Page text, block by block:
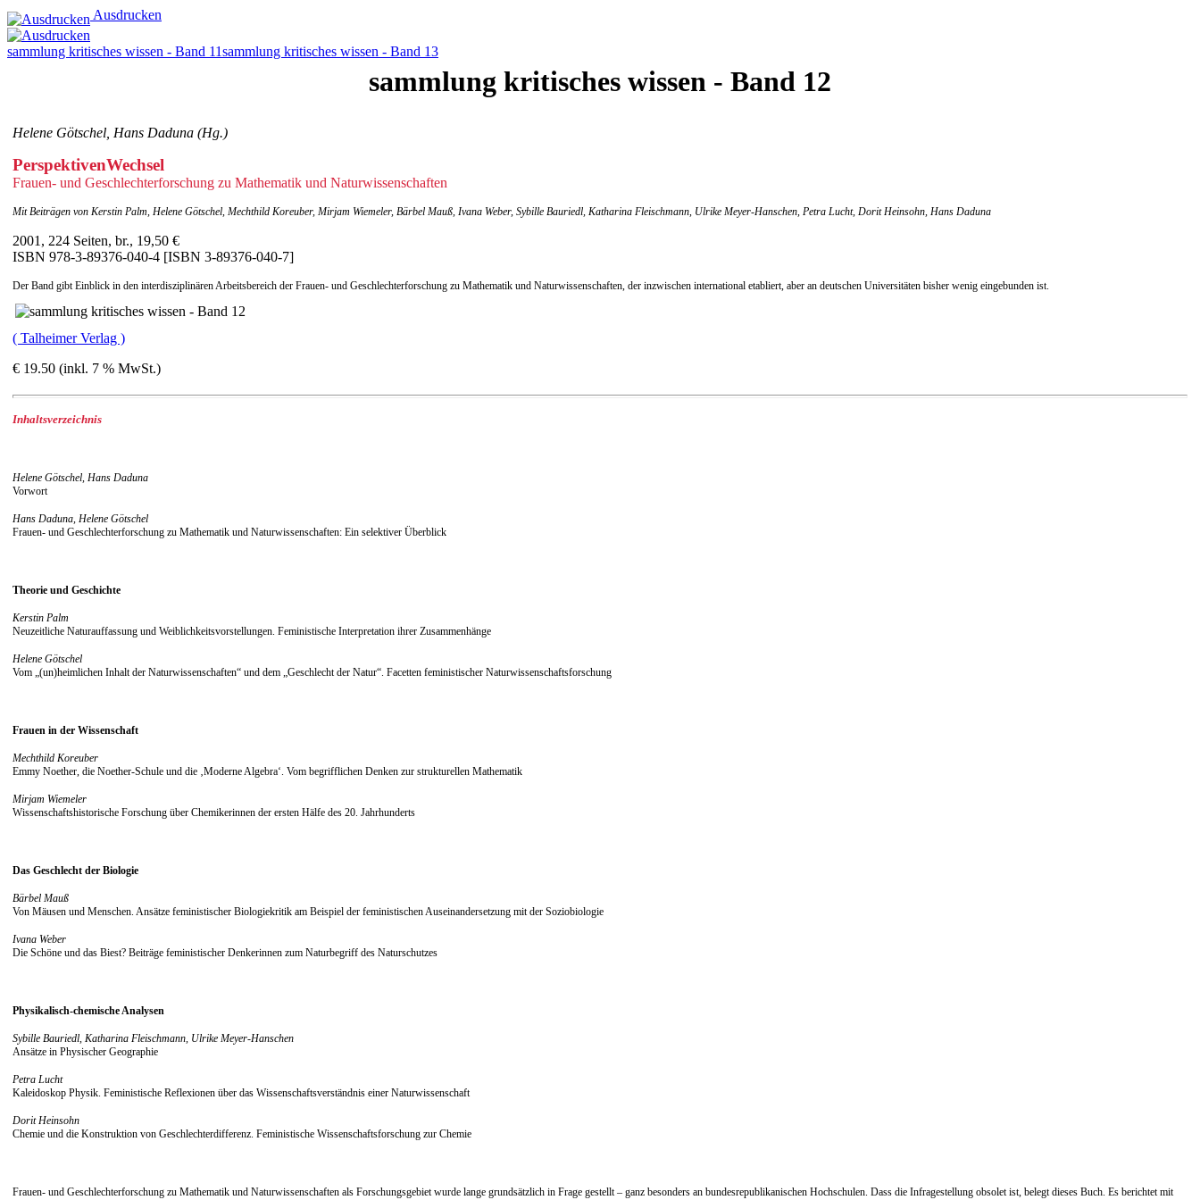
Ausdrucken
sammlung kritisches wissen - Band 11sammlung kritisches wissen - Band 13
sammlung kritisches wissen - Band 12
Helene Götschel, Hans Daduna (Hg.)
PerspektivenWechsel
Frauen- und Geschlechterforschung zu Mathematik und Naturwissenschaften
Mit Beiträgen von Kerstin Palm, Helene Götschel, Mechthild Koreuber, Mirjam Wiemeler, Bärbel Mauß, Ivana Weber, Sybille Bauriedl, Katharina Fleischmann, Ulrike Meyer-Hanschen, Petra Lucht, Dorit Heinsohn, Hans Daduna
2001, 224 Seiten, br., 19,50 €
ISBN 978-3-89376-040-4 [ISBN 3-89376-040-7]
Der Band gibt Einblick in den interdisziplinären Arbeitsbereich der Frauen- und Geschlechterforschung zu Mathematik und Naturwissenschaften, der inzwischen international etabliert, aber an deutschen Universitäten bisher wenig eingebunden ist.
( Talheimer Verlag )
€ 19.50 (inkl. 7 % MwSt.)
Inhaltsverzeichnis
Helene Götschel, Hans Daduna
Vorwort
Hans Daduna, Helene Götschel
Frauen- und Geschlechterforschung zu Mathematik und Naturwissenschaften: Ein selektiver Überblick
Theorie und Geschichte
Kerstin Palm
Neuzeitliche Naturauffassung und Weiblichkeitsvorstellungen. Feministische Interpretation ihrer Zusammenhänge
Helene Götschel
Vom „(un)heimlichen Inhalt der Naturwissenschaften“ und dem „Geschlecht der Natur“. Facetten feministischer Naturwissenschaftsforschung
Frauen in der Wissenschaft
Mechthild Koreuber
Emmy Noether, die Noether-Schule und die ‚Moderne Algebra‘. Vom begrifflichen Denken zur strukturellen Mathematik
Mirjam Wiemeler
Wissenschaftshistorische Forschung über Chemikerinnen der ersten Hälfe des 20. Jahrhunderts
Das Geschlecht der Biologie
Bärbel Mauß
Von Mäusen und Menschen. Ansätze feministischer Biologiekritik am Beispiel der feministischen Auseinandersetzung mit der Soziobiologie
Ivana Weber
Die Schöne und das Biest? Beiträge feministischer Denkerinnen zum Naturbegriff des Naturschutzes
Physikalisch-chemische Analysen
Sybille Bauriedl, Katharina Fleischmann, Ulrike Meyer-Hanschen
Ansätze in Physischer Geographie
Petra Lucht
Kaleidoskop Physik. Feministische Reflexionen über das Wissenschaftsverständnis einer Naturwissenschaft
Dorit Heinsohn
Chemie und die Konstruktion von Geschlechterdifferenz. Feministische Wissenschaftsforschung zur Chemie
Frauen- und Geschlechterforschung zu Mathematik und Naturwissenschaften als Forschungsgebiet wurde lange grundsätzlich in Frage gestellt – ganz besonders an bundesrepublikanischen Hochschulen. Dass die Infragestellung obsolet ist, belegt dieses Buch. Es berichtet mit